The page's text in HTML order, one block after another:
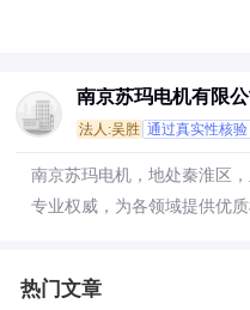
南京苏玛电机有限公
法人:吴胜 通过真实性核验
南京苏玛电机，地处秦淮区
专业权威，为各领域提供优
热门文章